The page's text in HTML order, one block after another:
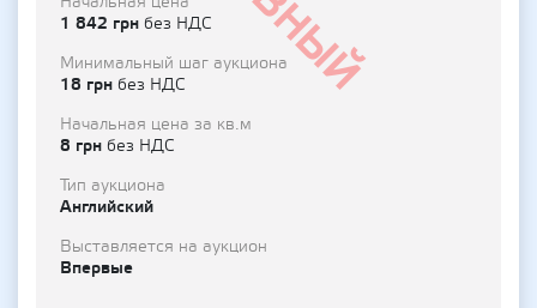
1 842 грн без НДС
Минимальный шаг аукциона
18 грн без НДС
Начальная цена за кв.м
8 грн без НДС
Тип аукциона
Английский
Выставляется на аукцион
Впервые